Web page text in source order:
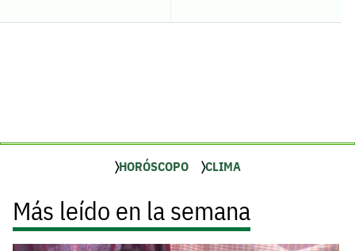
HORÓSCOPO CLIMA
Más leído en la semana